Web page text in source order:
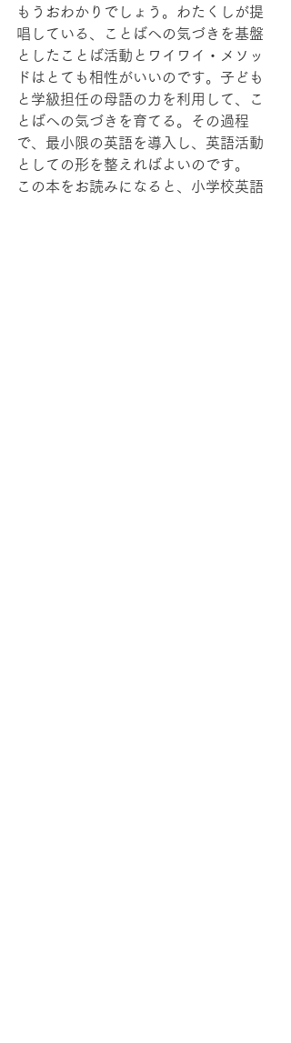
もうおわかりでしょう。わたくしが提
唱している、ことばへの気づきを基盤
としたことば活動とワイワイ・メソッ
ドはとても相性がいいのです。子ども
と学級担任の母語の力を利用して、こ
とばへの気づきを育てる。その過程
で、最小限の英語を導入し、英語活動
としての形を整えればよいのです。
この本をお読みになると、小学校英語